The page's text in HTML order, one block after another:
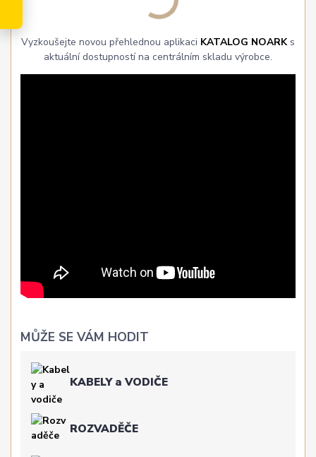
Vyzkoušejte novou přehlednou aplikaci KATALOG NOARKs
aktuální dostupností na centrálním skladu výrobce.
MŮŽE SE VÁM HODIT
KABELY a VODIČE
ROZVADĚČE